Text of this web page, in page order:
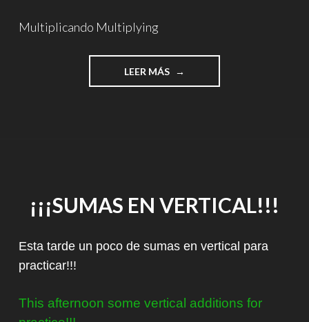
Multiplicando Multiplying
LEER MÁS "¡LA
TABLA
¡¡¡SUMAS EN VERTICAL!!!
Esta tarde un poco de sumas en vertical para
practicar!!!
This afternoon some vertical additions for